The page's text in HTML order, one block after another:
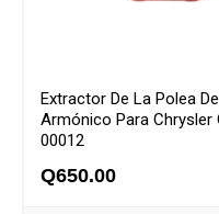
Extractor De La Polea
Armónico Para Chrysler
00012
Q650.00